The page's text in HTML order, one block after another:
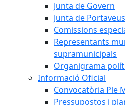
Junta de Govern
Junta de Portaveus
Comissions
Representants
supramunicipals
Organigrama
Informació Oficial
Convocatòria Ple
Pressupostos i